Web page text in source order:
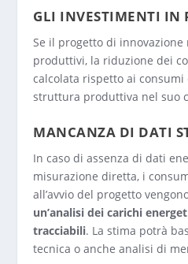
GLI INVESTIMENTI IN
Se il progetto di
produttivi, la riduzione dei
calcolata rispetto ai
struttura produttiva nel suo
MANCANZA DI DATI
In caso di assenza di dati
misurazione diretta, i
all’avvio del progetto
un’analisi dei carichi
tracciabili. La stima potrà
tecnica o anche analisi di